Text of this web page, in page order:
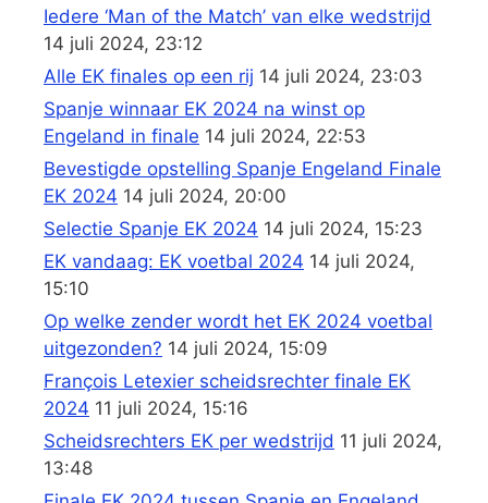
Iedere ‘Man of the Match’ van elke wedstrijd
14 juli 2024, 23:12
Alle EK finales op een rij 14 juli 2024, 23:03
Spanje winnaar EK 2024 na winst op
Engeland in finale 14 juli 2024, 22:53
Bevestigde opstelling Spanje Engeland Finale
EK 2024 14 juli 2024, 20:00
Selectie Spanje EK 2024 14 juli 2024, 15:23
EK vandaag: EK voetbal 2024 14 juli 2024,
15:10
Op welke zender wordt het EK 2024 voetbal
uitgezonden? 14 juli 2024, 15:09
François Letexier scheidsrechter finale EK
2024 11 juli 2024, 15:16
Scheidsrechters EK per wedstrijd 11 juli 2024,
13:48